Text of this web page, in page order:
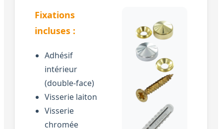
Fixations
incluses :
Adhésif
intérieur
(double-face)
Visserie laiton
Visserie
chromée